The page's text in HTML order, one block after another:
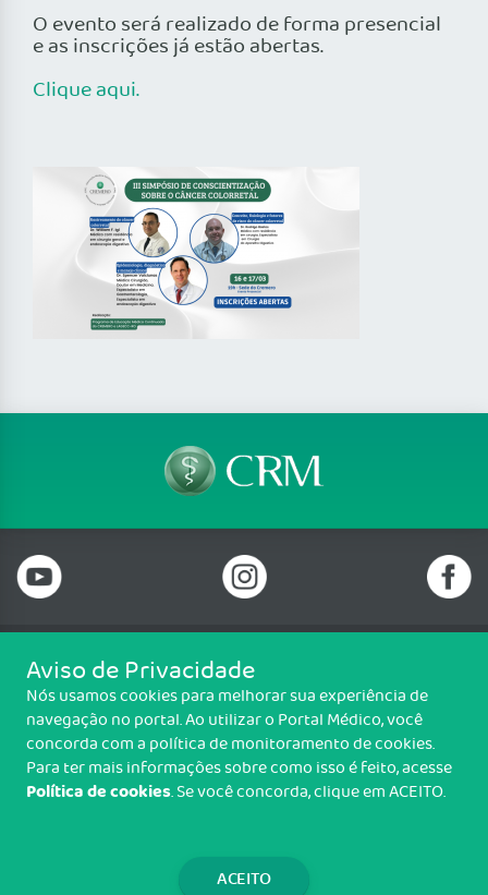
O evento será realizado de forma presencial
e as inscrições já estão abertas.
Clique aqui.
Telefone: 69 99912-5448
Email: protocolo@cremero.org.br
Avenida dos Imigrantes, 3414, Liberdade, Porto Velho/RO - CEP: 76803-
850
Copyright CREMERO. Todos os direitos reservados.
Aviso de Privacidade
Nós usamos cookies para melhorar sua experiência de
navegação no portal. Ao utilizar o Portal Médico, você
concorda com a política de monitoramento de cookies.
Para ter mais informações sobre como isso é feito, acesse
Política de cookies. Se você concorda, clique em ACEITO.
ACEITO